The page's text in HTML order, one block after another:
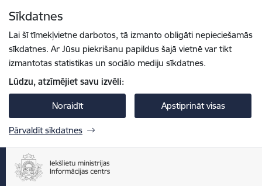
Sīkdatnes
Lai šī tīmekļvietne darbotos, tā izmanto obligāti nepieciešamās
sīkdatnes. Ar Jūsu piekrišanu papildus šajā vietnē var tikt
izmantotas statistikas un sociālo mediju sīkdatnes.
Lūdzu, atzīmējiet savu izvēli:
Noraidīt Apstiprināt visas
Pārvaldīt sīkdatnes